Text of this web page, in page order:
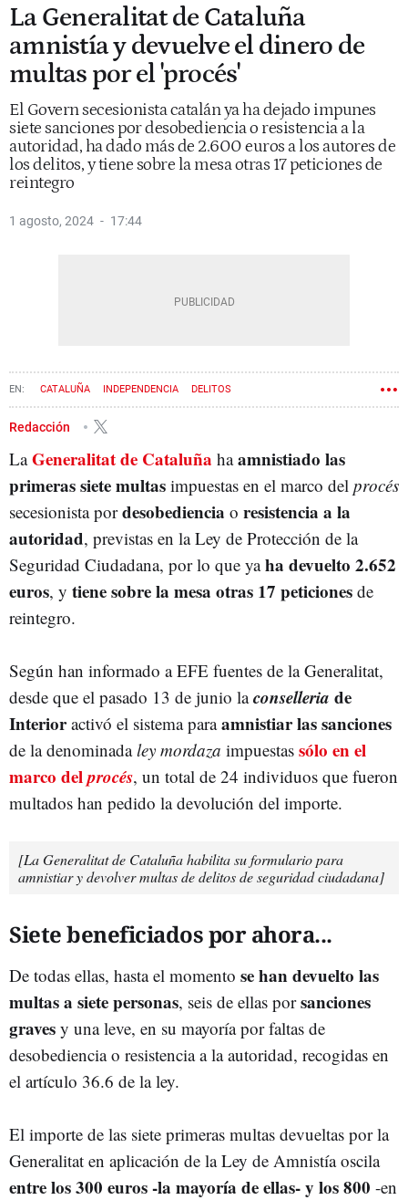
La Generalitat de Cataluña
amnistía y devuelve el dinero de
multas por el 'procés'
El Govern secesionista catalán ya ha dejado impunes
siete sanciones por desobediencia o resistencia a la
autoridad, ha dado más de 2.600 euros a los autores de
los delitos, y tiene sobre la mesa otras 17 peticiones de
reintegro
1 agosto, 2024 17:44
CATALUÑA INDEPENDENCIA DELITOS
GENERALITAT DE CATALUÑA
GOVERN AMNISTÍA MULTAS DELINCUENCIA
Redacción
LaGeneralitat de Cataluña haamnistiado las
primeras siete multas impuestas en el marco del procés
secesionista pordesobediencia o resistencia a la
autoridad, previstas en la Ley de Protección de la
Seguridad Ciudadana, por lo que yaha devuelto 2.652
euros, y tiene sobre la mesa otras 17 peticiones de
reintegro.
Según han informado a EFE fuentes de la Generalitat,
desde que el pasado 13 de junio laconselleria de
Interioractivó el sistema paraamnistiar las sanciones
de la denominadaley mordaza impuestas sólo en el
marco delprocés, un total de 24 individuos que fueron
multados han pedido la devolución del importe.
[La Generalitat de Cataluña habilita su formulario para
amnistiar y devolver multas de delitos de seguridad ciudadana]
Siete beneficiados por ahora...
De todas ellas, hasta el momento se han devuelto las
multas a siete personas, seis de ellas porsanciones
graves y una leve, en su mayoría por faltas de
desobediencia o resistencia a la autoridad, recogidas en
el artículo 36.6 de la ley.
El importe de las siete primeras multas devueltas por la
Generalitat en aplicación de la Ley de Amnistía oscila
entre los 300 euros -la mayoría de ellas- y los 800 -en